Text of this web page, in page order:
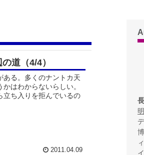
道（4/4）
ある。多くのナントカ天
はわからないらしい。
立ち入りを拒んでいるの
2011.04.09